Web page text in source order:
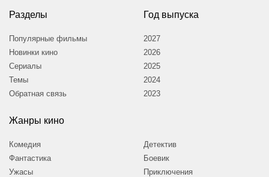
Разделы
Популярные фильмы
Новинки кино
Сериалы
Темы
Обратная связь
Год выпуска
2027
2026
2025
2024
2023
Жанры кино
Комедия
Фантастика
Ужасы
Детектив
Боевик
Приключения